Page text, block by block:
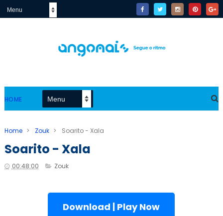
HOME
Home > Zouk > Soarito - Xala
Soarito - Xala
00:48:00 Zouk
Download | Play Now